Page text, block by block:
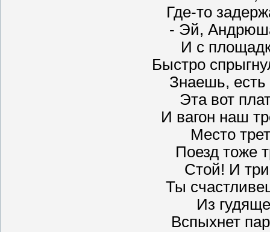
Где-то
- Эй,
И с
Быстро
Знаешь, есть
Эта вот
И вагон наш
Место
Поезд тоже
Стой! И
Ты
Из
Вспыхнет